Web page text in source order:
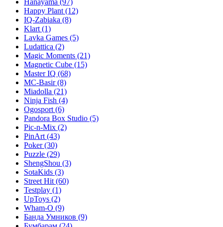
Hanayama (97)
Happy Plant (12)
IQ-Zabiaka (8)
Klart (1)
Lavka Games (5)
Ludattica (2)
Magic Moments (21)
Magnetic Cube (15)
Master IQ (68)
MC-Basir(8)
Miadolla (21)
Ninja Fish (4)
Ogosport (6)
Pandora Box Studio (5)
Pic-n-Mix (2)
PinArt (43)
Poker(30)
Puzzle (29)
ShengShou (3)
SotaKids (3)
Street Hit (60)
Testplay (1)
UpToys (2)
Wham-O (9)
Банда Умников (9)